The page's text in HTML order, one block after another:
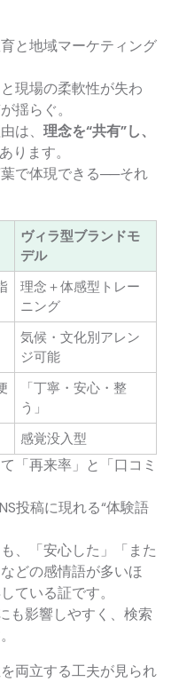
と地域マーケティング
現場の柔軟性が失わ
揺らぐ。
は、 理念を“共有”し、
ります。
で体現できる──それ
ヴィラ型ブランドモ
デル
理念＋体感型トレー
ニング
気候・文化別アレン
ジ可能
「丁寧・安心・整
う」
感覚没入型
「再来率」と「口コミ
投稿に現れる“体験語
、「安心した」「また
どの感情語が多いほ
ている証です。
も影響しやすく、検索
両立する工夫が見られ